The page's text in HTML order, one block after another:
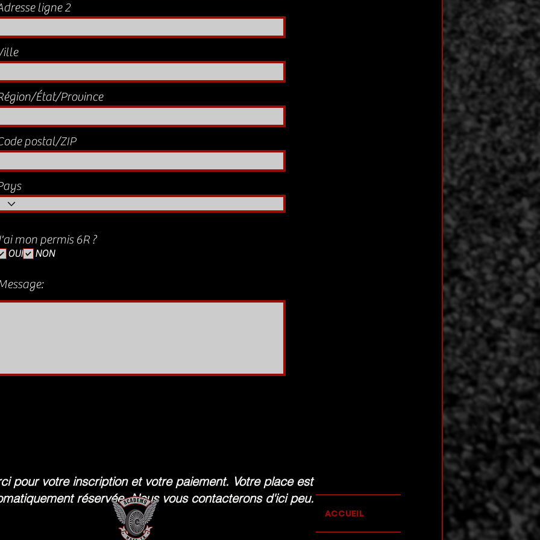
ligne 2
État/Province
postal/ZIP
mon permis 6R ?
OUI NON
pour votre inscription et votre paiement. Votre place est
réservée.Nous vous contacterons d'ici peu.
ACCUEIL